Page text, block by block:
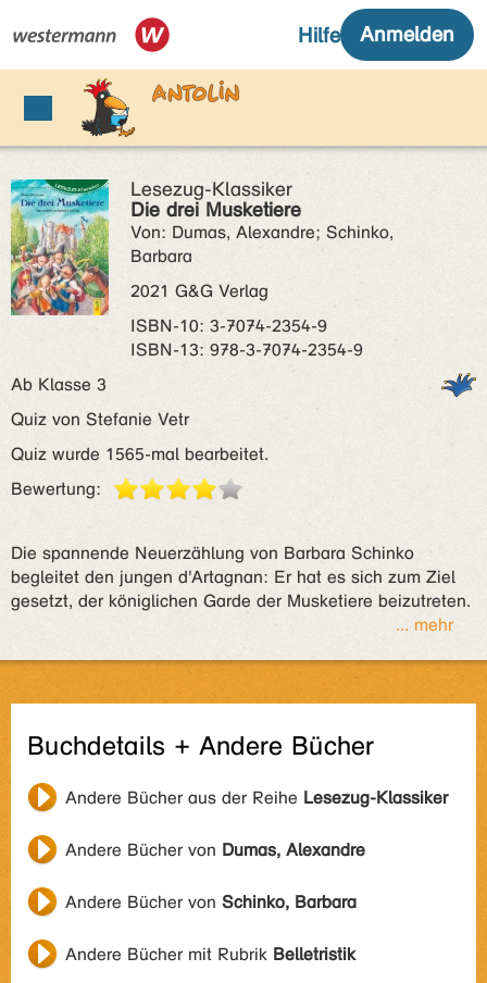
Lesezug-Klassiker
Die drei Musketiere
Von: Dumas, Alexandre; Schinko,
Barbara
2021 G&G Verlag
ISBN‑10: 3-7074-2354-9
ISBN‑13: 978-3-7074-2354-9
Ab Klasse 3
Quiz von Stefanie Vetr
Quiz wurde 1565-mal bearbeitet.
Bewertung:
Die spannende Neuerzählung von Barbara Schinko
begleitet den jungen d'Artagnan: Er hat es sich zum Ziel
gesetzt, der königlichen Garde der Musketiere beizutreten.
... mehr
Buchdetails + Andere Bücher
Andere Bücher aus der Reihe Lesezug-Klassiker
Andere Bücher von Dumas, Alexandre
Andere Bücher von Schinko, Barbara
Andere Bücher mit Rubrik Belletristik